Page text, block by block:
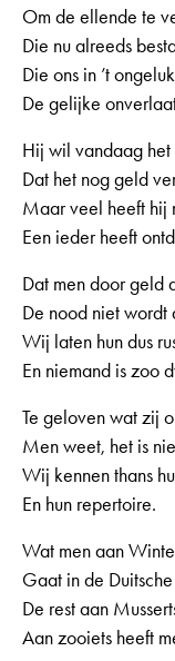
Om de ellende te
Die nu alreeds
Die ons in ’t
De gelijke
Hij wil vandaag
Dat het nog geld
Maar veel heeft hij
Een ieder heeft
Dat men door geld
De nood niet wordt
Wij laten hun dus
En niemand is zoo
Te geloven wat zij
Men weet, het is
Wij kennen thans
En hun repertoire.
Wat men aan
Gaat in de
De rest aan
Aan zooiets heeft